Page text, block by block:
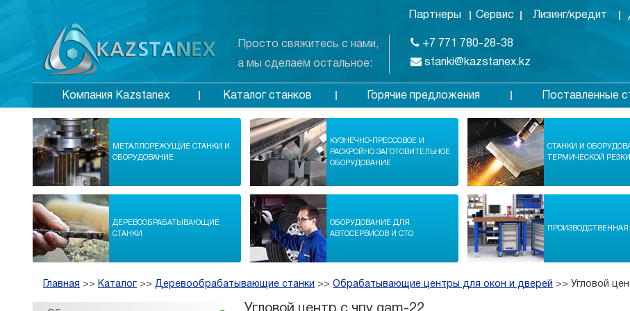
Просто свяжитесь с нами,
а мы сделаем остальное:
Партнеры Сервис Лизинг/кредит
+7 771 780-28-38
stanki@kazstanex.kz
Компания Kazstanex Каталог станков Горячие предложения Поставленные
МЕТАЛЛОРЕЖУЩИЕ СТАНКИ И
ОБОРУДОВАНИЕ
КУЗНЕЧНО-ПРЕССОВОЕ И
РАСКРОЙНО ЗАГОТОВИТЕЛЬНОЕ
ОБОРУДОВАНИЕ
СТАНКИ И
ТЕРМИЧЕСКОЙ РЕЗКИ
ДЕРЕВООБРАБАТЫВАЮЩИЕ
СТАНКИ
ОБОРУДОВАНИЕ ДЛЯ
АВТОСЕРВИСОВ И СТО
Главная >> Каталог >> Деревообрабатывающие станки >> Обрабатывающие центры для окон и дверей >> Угловой